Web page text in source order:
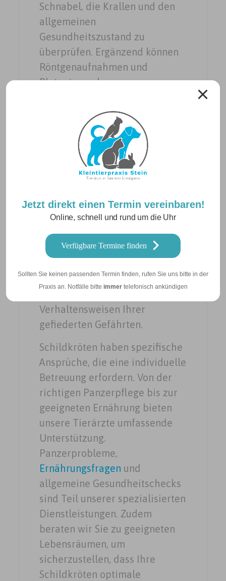
Jetzt direkt einen Termin vereinbaren!
Online, schnell und rund um die Uhr
Verfügbare Termine finden
Sollten Sie keinen passenden Termin finden, rufen Sie uns bitte in der
Praxis an. Notfälle bitte immertelefonisch ankündigen
Schnabel, die Krallen und den
allgemeinen
Gesundheitszustand zu
überprüfen. Ergänzend können
Röntgenaufnahmen und
Blutuntersuchungen zur
bei Vögeln herangezogen
werden. Eine ausgewogene
Ernährung spielt eine
entscheidende Rolle, um
Mangelerscheinungen
allgemeine Gesundheit zu
fördern. Unsere erfahrenen
Tierärzte bieten nicht nur
medizinische Versorgung,
zur artgerechten Haltung,
Verhaltensweisen Ihrer
gefiederten Gefährten.
Schildkröten haben spezifische
Ansprüche, die eine individuelle
Betreuung erfordern. Von der
richtigen Panzerpflege bis zur
geeigneten Ernährung bieten
unsere Tierärzte umfassende
Unterstützung.
Panzerprobleme,
Ernährungsfragen und
allgemeine Gesundheitschecks
sind Teil unserer spezialisierten
Dienstleistungen. Zudem
beraten wir Sie zu geeigneten
Lebensräumen, um
sicherzustellen, dass Ihre
Schildkröten optimale